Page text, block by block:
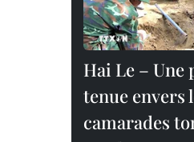
Hai Le – Une
tenue envers
camarades